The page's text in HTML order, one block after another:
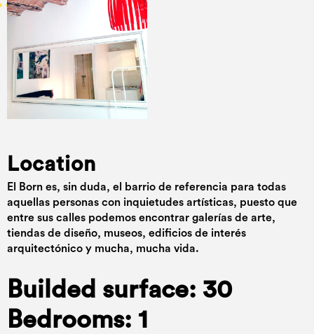
Location
El Born es, sin duda, el barrio de referencia para todas
aquellas personas con inquietudes artísticas, puesto que
entre sus calles podemos encontrar galerías de arte,
tiendas de diseño, museos, edificios de interés
arquitectónico y mucha, mucha vida.
Builded surface: 30
Bedrooms: 1